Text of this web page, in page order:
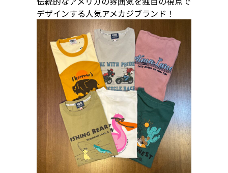
デザインする人気アメカジブランド！